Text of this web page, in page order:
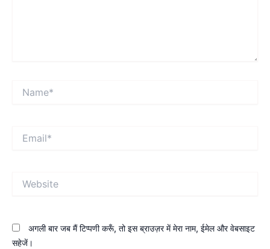
अगली बार जब मैं टिप्पणी करूँ, तो इस ब्राउज़र में मेरा नाम, ईमेल और वेबसाइट
सहेजें।